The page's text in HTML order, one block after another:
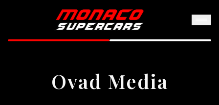
Ovad Media